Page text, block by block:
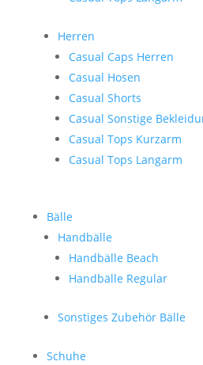
Herren
Casual Caps Herren
Casual Hosen
Casual Shorts
Casual Sonstige
Casual Tops Kurzarm
Casual Tops Langarm
Bälle
Handbälle
Handbälle Beach
Handbälle Regular
Sonstiges Zubehör Bälle
Schuhe